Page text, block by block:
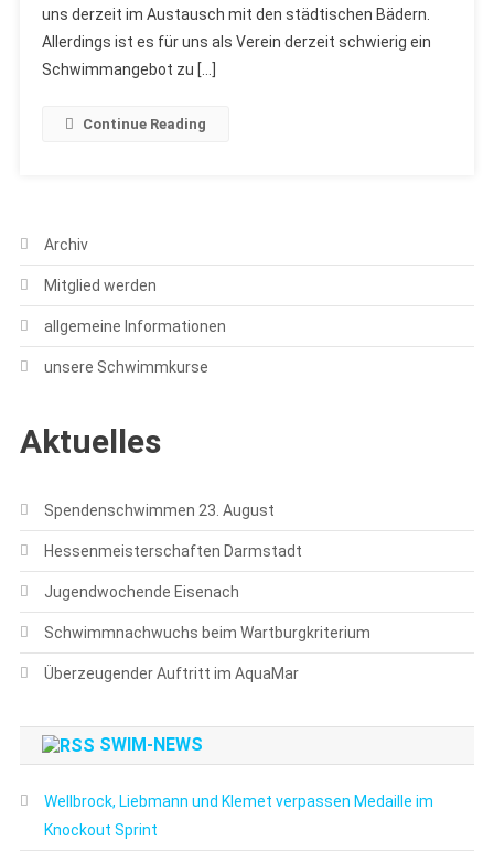
uns derzeit im Austausch mit den städtischen Bädern.
Allerdings ist es für uns als Verein derzeit schwierig ein
Schwimmangebot zu […]
Continue Reading
Archiv
Mitglied werden
allgemeine Informationen
unsere Schwimmkurse
Aktuelles
Spendenschwimmen 23. August
Hessenmeisterschaften Darmstadt
Jugendwochende Eisenach
Schwimmnachwuchs beim Wartburgkriterium
Überzeugender Auftritt im AquaMar
SWIM-NEWS
Wellbrock, Liebmann und Klemet verpassen Medaille im
Knockout Sprint